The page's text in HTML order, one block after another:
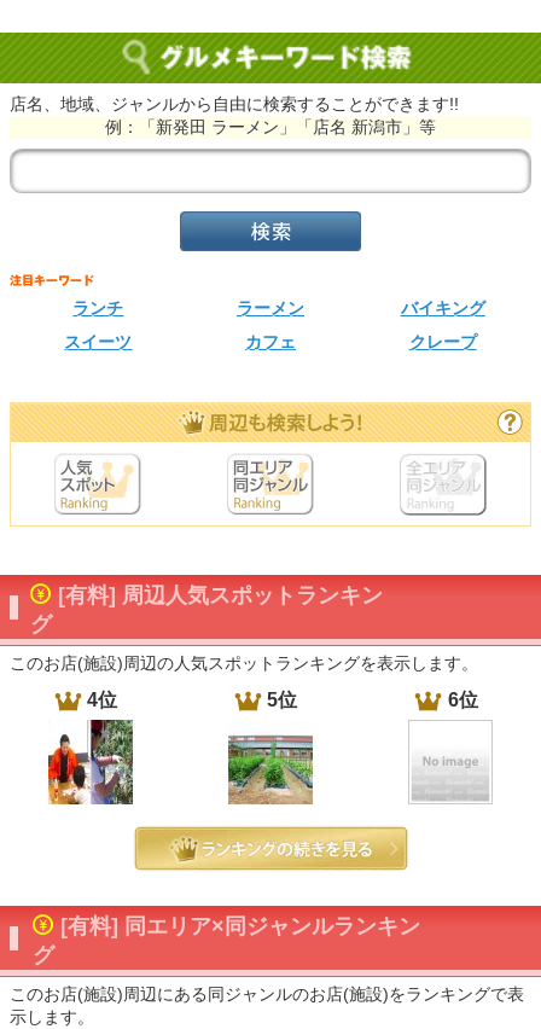
店名、地域、ジャンルから自由に検索することができます!!
例：「新発田 ラーメン」「店名 新潟市」等
ランチ ラーメン
バイキング
スイーツ
カフェ クレープ
[有料] 周辺人気スポットランキン
グ
このお店(施設)周辺の人気スポットランキングを表示します。
4位 5位 6位
[有料] 同エリア×同ジャンルランキン
グ
このお店(施設)周辺にある同ジャンルのお店(施設)をランキングで表
示します。